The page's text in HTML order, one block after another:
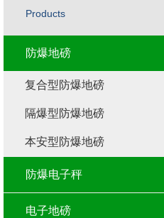
Products
防爆地磅
复合型防爆地磅
隔爆型防爆地磅
本安型防爆地磅
防爆电子秤
电子地磅